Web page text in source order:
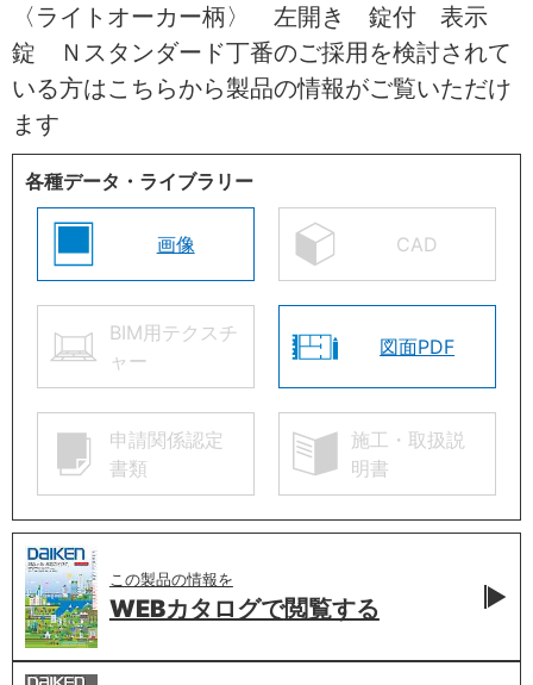
〈ライトオーカー柄〉 左開き 錠付 表示
錠 Ｎスタンダード丁番のご採用を検討されて
いる方はこちらから製品の情報がご覧いただけ
ます
各種データ・ライブラリー
画像 CAD
BIM用テクスチ
ャー
図面PDF
申請関係認定
書類
施工・取扱説
明書
この製品の情報を
WEBカタログで閲覧する